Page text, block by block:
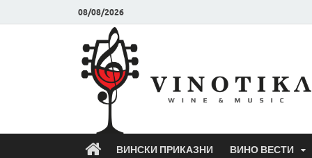
08/08/2026
ВИНСКИ ПРИКАЗНИ ВИНО ВЕСТИ